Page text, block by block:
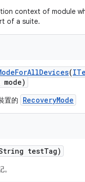
context of module
of a suite.
ForAllDevices(
mode)
置的 RecoveryMode
testTag)